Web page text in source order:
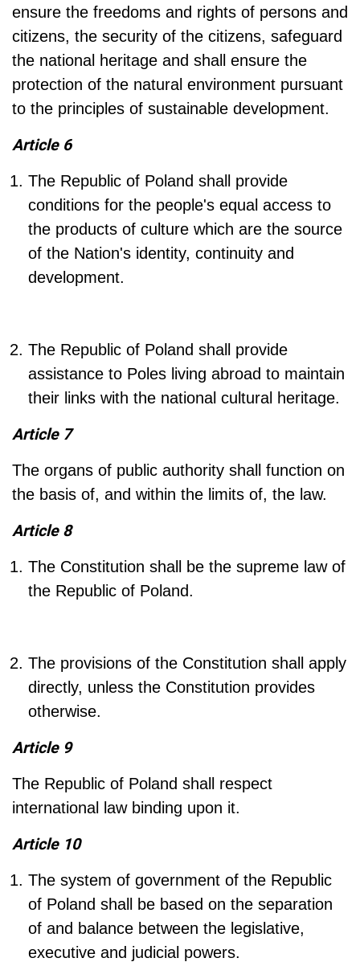
ensure the freedoms and rights of persons and
citizens, the security of the citizens, safeguard
the national heritage and shall ensure the
protection of the natural environment pursuant
to the principles of sustainable development.
Article 6
The Republic of Poland shall provide
conditions for the people's equal access to
the products of culture which are the source
of the Nation's identity, continuity and
development.
The Republic of Poland shall provide
assistance to Poles living abroad to maintain
their links with the national cultural heritage.
Article 7
The organs of public authority shall function on
the basis of, and within the limits of, the law.
Article 8
The Constitution shall be the supreme law of
the Republic of Poland.
The provisions of the Constitution shall apply
directly, unless the Constitution provides
otherwise.
Article 9
The Republic of Poland shall respect
international law binding upon it.
Article 10
The system of government of the Republic
of Poland shall be based on the separation
of and balance between the legislative,
executive and judicial powers.